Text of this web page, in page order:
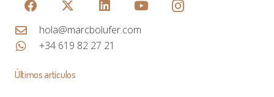
hola@marcbolufer.com
+34 619 82 27 21
Últimos artículos